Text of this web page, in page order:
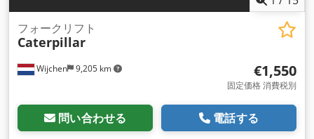
Wijchen 9,205 km
フォークリフト
Caterpillar
€1,550
固定価格 消費税別
問い合わせる 電話する